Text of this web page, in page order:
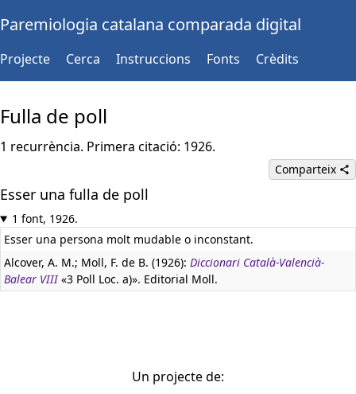
Paremiologia catalana comparada digital
Projecte Cerca Instruccions Fonts Crèdits
Fulla de poll
1 recurrència. Primera citació: 1926.
Comparteix
Esser una fulla de poll
1 font, 1926.
Esser una persona molt mudable o inconstant.
Alcover, A. M.; Moll, F. de B. (1926): Diccionari Català-Valencià-
Balear VIII«3 Poll Loc. a)». Editorial Moll.
Un projecte de: